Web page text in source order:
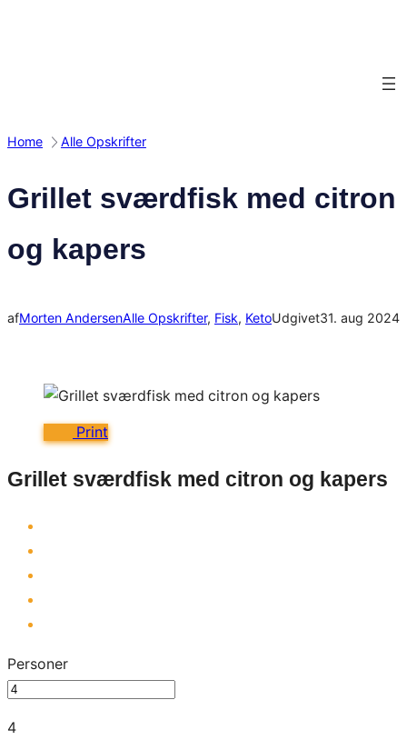
Home Alle Opskrifter
Grillet sværdfisk med citron
og kapers
afMorten AndersenAlle Opskrifter, Fisk, KetoUdgivet31. aug 2024
Print
Grillet sværdfisk med citron og kapers
Personer
4